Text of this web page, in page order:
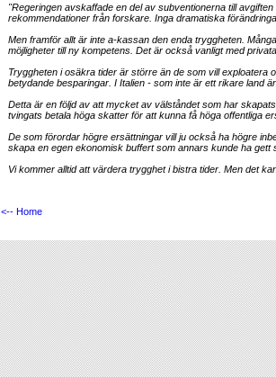
"Regeringen avskaffade en del av subventionerna till
rekommendationer från forskare. Inga dramatiska
Men framför allt är inte a-kassan den enda tryggheten.
möjligheter till ny kompetens. Det är också vanligt med
Tryggheten i osäkra tider är större än de som vill exploatera
betydande besparingar. I Italien - som inte är ett rikare land
Detta är en följd av att mycket av välståndet som har
tvingats betala höga skatter för att kunna få höga offentliga
De som förordar högre ersättningar vill ju också ha högre
skapa en egen ekonomisk buffert som annars kunde ha gett
Vi kommer alltid att värdera trygghet i bistra tider. Men det
<-- Home